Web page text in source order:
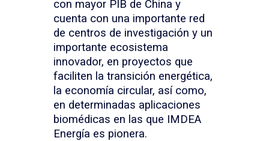
con mayor PIB de China y
cuenta con una importante red
de centros de investigación y un
importante ecosistema
innovador, en proyectos que
faciliten la transición energética,
la economía circular, así como,
en determinadas aplicaciones
biomédicas en las que IMDEA
Energía es pionera.